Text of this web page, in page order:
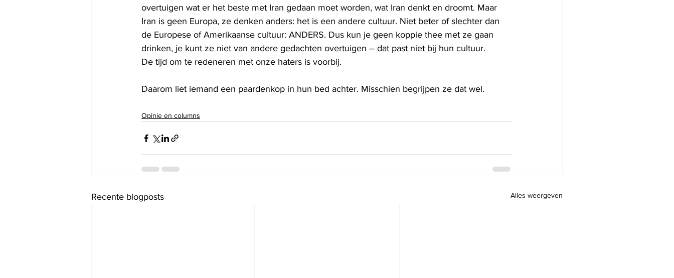
overtuigen wat er het beste met Iran gedaan moet worden, wat Iran denkt en droomt. Maar
Iran is geen Europa, ze denken anders: het is een andere cultuur. Niet beter of slechter dan
de Europese of Amerikaanse cultuur: ANDERS. Dus kun je geen koppie thee met ze gaan
drinken, je kunt ze niet van andere gedachten overtuigen – dat past niet bij hun cultuur.
De tijd om te redeneren met onze haters is voorbij.
Daarom liet iemand een paardenkop in hun bed achter. Misschien begrijpen ze dat wel.
Opinie en columns
Recente blogposts Alles weergeven